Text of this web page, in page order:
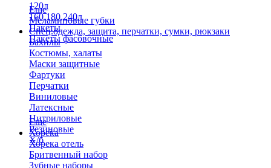
120л
160,180,240л
Пакеты
Пакеты фасовочные
Еще
Меламиновые губки
Спец.одежда, защита, перчатки, сумки, рюкзаки
Бахилы
Костюмы, халаты
Маски защитные
Фартуки
Перчатки
Виниловые
Латексные
Нитриловые
Резиновые
Х/б
Еще
Хорека
Хорека отель
Бритвенный набор
Зубные наборы